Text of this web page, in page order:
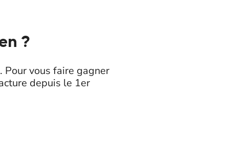
?
vous faire gagner
depuis le 1er